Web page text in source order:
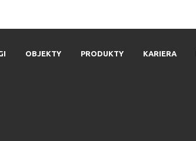
OBJEKTY PRODUKTY KARIERA